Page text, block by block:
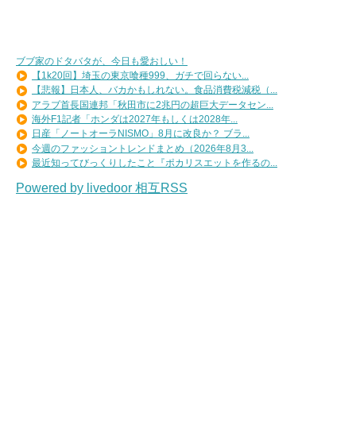
ブブ家のドタバタが、今日も愛おしい！
【1k20回】埼玉の東京喰種999、ガチで回らない...
【悲報】日本人、バカかもしれない。食品消費税減税（...
アラブ首長国連邦「秋田市に2兆円の超巨大データセン...
海外F1記者「ホンダは2027年もしくは2028年...
日産「ノートオーラNISMO」8月に改良か？ ブラ...
今週のファッショントレンドまとめ（2026年8月3...
最近知ってびっくりしたこと『ポカリスエットを作るの...
Powered by livedoor 相互RSS